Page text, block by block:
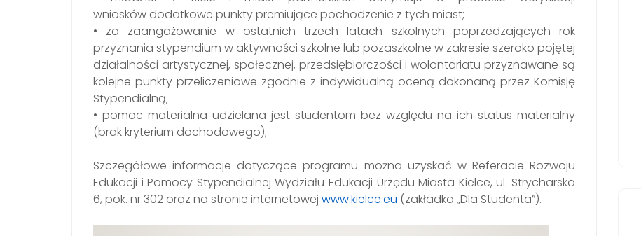
wniosków dodatkowe punkty premiujące pochodzenie z tych miast;
• za zaangażowanie w ostatnich trzech latach szkolnych poprzedzających rok
przyznania stypendium w aktywności szkolne lub pozaszkolne w zakresie szeroko pojętej
działalności artystycznej, społecznej, przedsiębiorczości i wolontariatu przyznawane są
kolejne punkty przeliczeniowe zgodnie z indywidualną oceną dokonaną przez Komisję
Stypendialną;
• pomoc materialna udzielana jest studentom bez względu na ich status materialny
(brak kryterium dochodowego);
Szczegółowe informacje dotyczące programu można uzyskać w Referacie Rozwoju
Edukacji i Pomocy Stypendialnej Wydziału Edukacji Urzędu Miasta Kielce, ul. Strycharska
6, pok. nr 302 oraz na stronie internetowej www.kielce.eu (zakładka „Dla Studenta”).